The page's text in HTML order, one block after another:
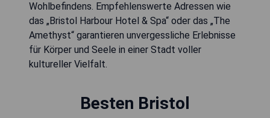
Wohlbefindens. Empfehlenswerte Adressen wie
das „Bristol Harbour Hotel & Spa“ oder das „The
Amethyst“ garantieren unvergessliche Erlebnisse
für Körper und Seele in einer Stadt voller
kultureller Vielfalt.
Besten Bristol